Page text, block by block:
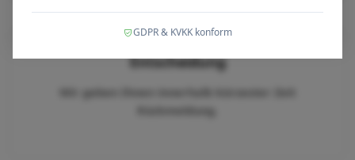
04
Entscheidung
Wir geben Ihnen innerhalb kürzester Zeit
Rückmeldung.
GDPR & KVKK konform